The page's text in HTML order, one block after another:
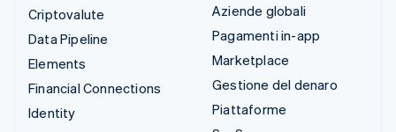
Criptovalute
Data Pipeline
Elements
Financial Connections
Identity
Aziende globali
Pagamenti in-app
Marketplace
Gestione del denaro
Piattaforme